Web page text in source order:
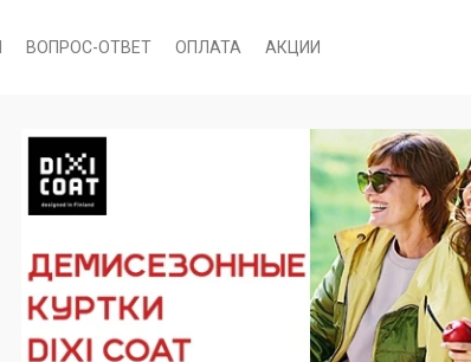
ВОПРОС-ОТВЕТ ОПЛАТА АКЦИИ